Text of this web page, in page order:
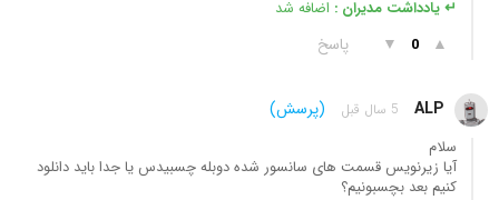
↵ یادداشت مدیران : اضافه شد
▲
0
▼ پاسخ
ALP 5 سال قبل (پرسش)
سلام
آیا زیرنویس قسمت های سانسور شده دوبله چسبیدس یا جدا باید دانلود
کنیم بعد بچسبونیم؟